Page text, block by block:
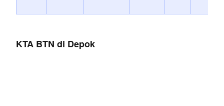
KTA BTN di Depok